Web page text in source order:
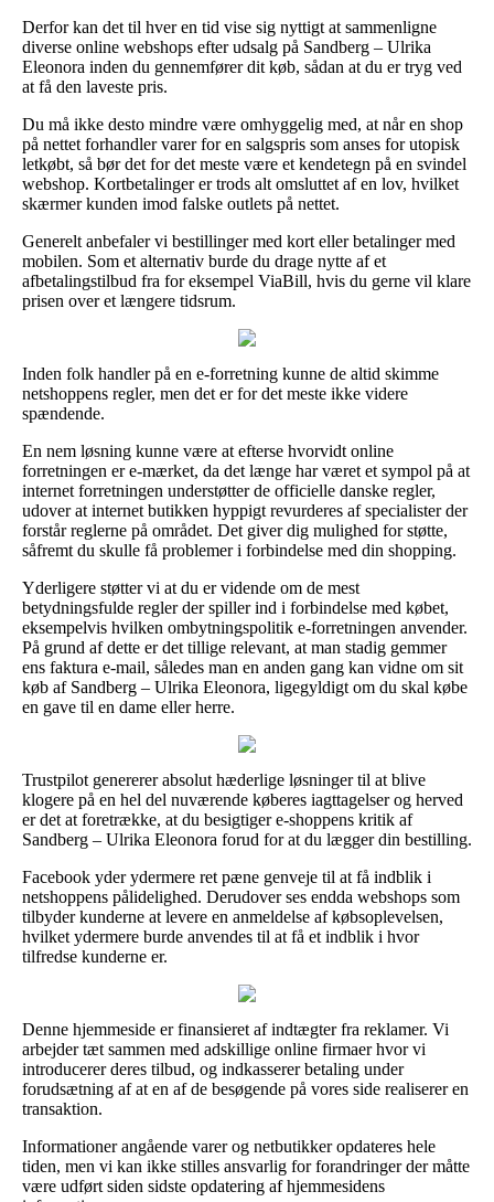
Derfor kan det til hver en tid vise sig nyttigt at sammenligne
diverse online webshops efter udsalg på Sandberg – Ulrika
Eleonora inden du gennemfører dit køb, sådan at du er tryg ved
at få den laveste pris.
Du må ikke desto mindre være omhyggelig med, at når en shop
på nettet forhandler varer for en salgspris som anses for utopisk
letkøbt, så bør det for det meste være et kendetegn på en svindel
webshop. Kortbetalinger er trods alt omsluttet af en lov, hvilket
skærmer kunden imod falske outlets på nettet.
Generelt anbefaler vi bestillinger med kort eller betalinger med
mobilen. Som et alternativ burde du drage nytte af et
afbetalingstilbud fra for eksempel ViaBill, hvis du gerne vil klare
prisen over et længere tidsrum.
Inden folk handler på en e-forretning kunne de altid skimme
netshoppens regler, men det er for det meste ikke videre
spændende.
En nem løsning kunne være at efterse hvorvidt online
forretningen er e-mærket, da det længe har været et sympol på at
internet forretningen understøtter de officielle danske regler,
udover at internet butikken hyppigt revurderes af specialister der
forstår reglerne på området. Det giver dig mulighed for støtte,
såfremt du skulle få problemer i forbindelse med din shopping.
Yderligere støtter vi at du er vidende om de mest
betydningsfulde regler der spiller ind i forbindelse med købet,
eksempelvis hvilken ombytningspolitik e-forretningen anvender.
På grund af dette er det tillige relevant, at man stadig gemmer
ens faktura e-mail, således man en anden gang kan vidne om sit
køb af Sandberg – Ulrika Eleonora, ligegyldigt om du skal købe
en gave til en dame eller herre.
Trustpilot genererer absolut hæderlige løsninger til at blive
klogere på en hel del nuværende køberes iagttagelser og herved
er det at foretrække, at du besigtiger e-shoppens kritik af
Sandberg – Ulrika Eleonora forud for at du lægger din bestilling.
Facebook yder ydermere ret pæne genveje til at få indblik i
netshoppens pålidelighed. Derudover ses endda webshops som
tilbyder kunderne at levere en anmeldelse af købsoplevelsen,
hvilket ydermere burde anvendes til at få et indblik i hvor
tilfredse kunderne er.
Denne hjemmeside er finansieret af indtægter fra reklamer. Vi
arbejder tæt sammen med adskillige online firmaer hvor vi
introducerer deres tilbud, og indkasserer betaling under
forudsætning af at en af de besøgende på vores side realiserer en
transaktion.
Informationer angående varer og netbutikker opdateres hele
tiden, men vi kan ikke stilles ansvarlig for forandringer der måtte
være udført siden sidste opdatering af hjemmesidens